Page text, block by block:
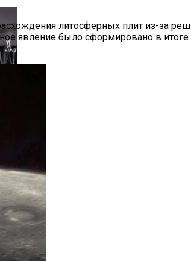
Лучших»
литосферных плит из-за
явление было сформировано в